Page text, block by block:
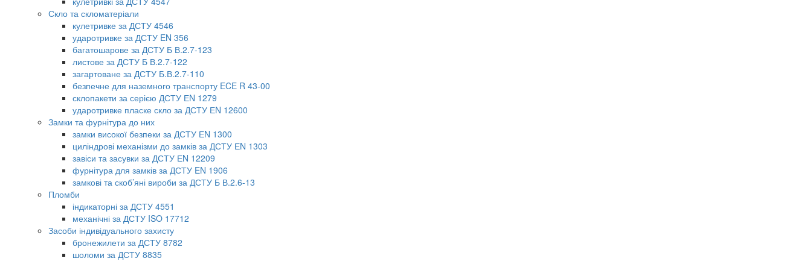
Скло та скломатеріали
кулетривке за ДСТУ 4546
ударотривке за ДСТУ EN 356
багатошарове за ДСТУ Б В.2.7-123
листове за ДСТУ Б В.2.7-122
загартоване за ДСТУ Б.В.2.7-110
безпечне для наземного транспорту ECE R 43-00
склопакети за серією ДСТУ ЕN 1279
ударотривке пласке скло за ДСТУ ЕN 12600
Замки та фурнітура до них
замки високої безпеки за ДСТУ ЕN 1300
циліндрові механізми до замків за ДСТУ ЕN 1303
завіси та засувки за ДСТУ ЕN 12209
фурнітура для замків за ДСТУ EN 1906
замкові та скоб’яні вироби за ДСТУ Б В.2.6-13
Пломби
індикаторні за ДСТУ 4551
механічні за ДСТУ ISO 17712
Засоби індивідуального захисту
бронежилети за ДСТУ 8782
шоломи за ДСТУ 8835